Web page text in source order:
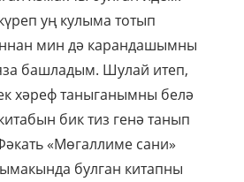
уң кулыма тотып
мин дә карандашымны
башладым. Шулай итеп,
хәреф таныганымны белә
бик тиз генә танып
«Мөгаллиме сани»
булган китапны